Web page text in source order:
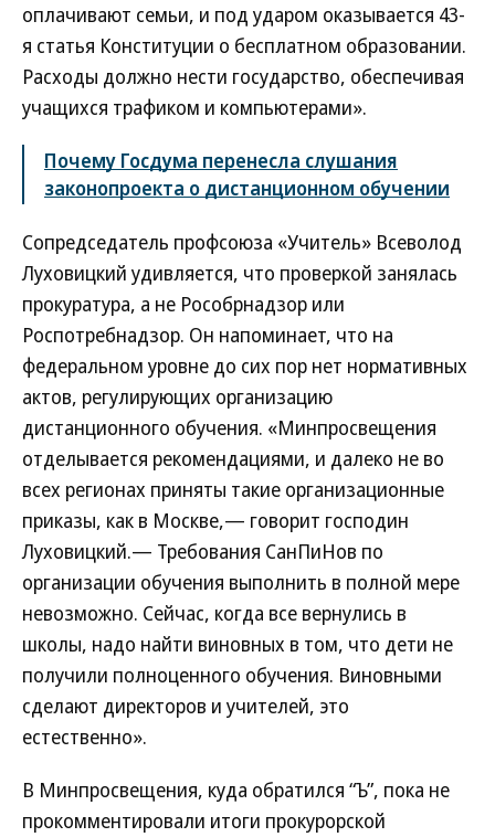
оплачивают семьи, и под ударом оказывается 43-
я статья Конституции о бесплатном образовании.
Расходы должно нести государство, обеспечивая
учащихся трафиком и компьютерами».
Почему Госдума перенесла слушания
законопроекта о дистанционном обучении
Сопредседатель профсоюза «Учитель» Всеволод
Луховицкий удивляется, что проверкой занялась
прокуратура, а не Рособрнадзор или
Роспотребнадзор. Он напоминает, что на
федеральном уровне до сих пор нет нормативных
актов, регулирующих организацию
дистанционного обучения. «Минпросвещения
отделывается рекомендациями, и далеко не во
всех регионах приняты такие организационные
приказы, как в Москве,— говорит господин
Луховицкий.— Требования СанПиНов по
организации обучения выполнить в полной мере
невозможно. Сейчас, когда все вернулись в
школы, надо найти виновных в том, что дети не
получили полноценного обучения. Виновными
сделают директоров и учителей, это
естественно».
В Минпросвещения, куда обратился “Ъ”, пока не
прокомментировали итоги прокурорской